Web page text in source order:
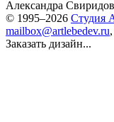
Александра
© 1995–2026 Студия
mailbox@artlebedev.ru,
Заказать дизайн...